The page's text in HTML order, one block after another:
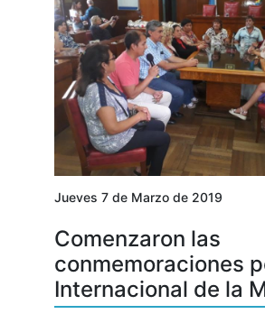
Jueves 7 de Marzo de 2019
Comenzaron las
conmemoraciones
Internacional de la